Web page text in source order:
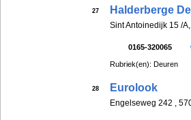
27 Halderberge
Sint Antoinedijk 15 /
0165-320065
Rubriek(en): Deuren
28 Eurolook
Engelseweg 242 ,